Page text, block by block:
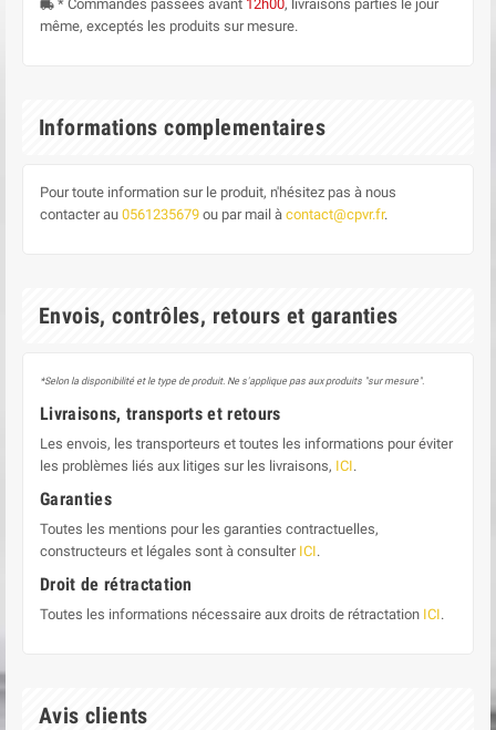
local_shipping * Commandes passées avant 12h00, livraisons parties le jour
même, exceptés les produits sur mesure.
Informations complementaires
Pour toute information sur le produit, n'hésitez pas à nous
contacter au 0561235679 ou par mail à contact@cpvr.fr.
Envois, contrôles, retours et garanties
*Selon la disponibilité et le type de produit. Ne s'applique pas aux produits "sur mesure".
Livraisons, transports et retours
Les envois, les transporteurs et toutes les informations pour éviter
les problèmes liés aux litiges sur les livraisons, ICI.
Garanties
Toutes les mentions pour les garanties contractuelles,
constructeurs et légales sont à consulter ICI.
Droit de rétractation
Toutes les informations nécessaire aux droits de rétractation ICI.
Avis clients